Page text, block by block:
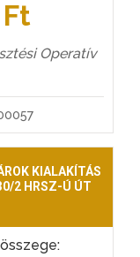
Operatív
KIALAKÍTÁS
2 HRSZ-Ú ÚT